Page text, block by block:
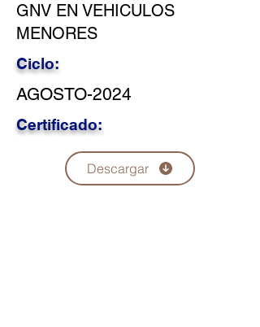
GNV EN VEHICULOS
MENORES
Ciclo:
AGOSTO-2024
Certificado:
Descargar